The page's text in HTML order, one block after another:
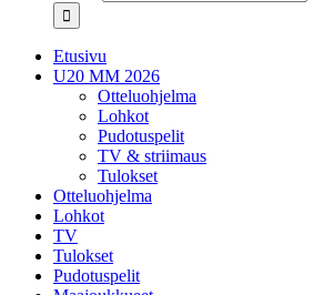
Etusivu
U20 MM 2026
Otteluohjelma
Lohkot
Pudotuspelit
TV & striimaus
Tulokset
Otteluohjelma
Lohkot
TV
Tulokset
Pudotuspelit